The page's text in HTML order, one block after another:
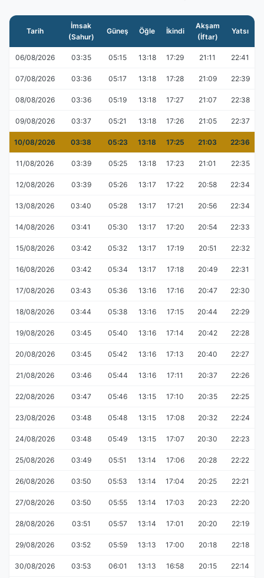
Tarih
İmsak
(Sahur)
Güneş Öğle İkindi
Akşam
(İftar)
Yatsı
06/08/2026 03:35 05:15 13:18 17:29 21:11 22:41
07/08/2026 03:36 05:17 13:18 17:28 21:09 22:39
08/08/2026 03:36 05:19 13:18 17:27 21:07 22:38
09/08/2026 03:37 05:21 13:18 17:26 21:05 22:37
10/08/2026 03:38 05:23 13:18 17:25 21:03 22:36
11/08/2026 03:39 05:25 13:18 17:23 21:01 22:35
12/08/2026 03:39 05:26 13:17 17:22 20:58 22:34
13/08/2026 03:40 05:28 13:17 17:21 20:56 22:34
14/08/2026 03:41 05:30 13:17 17:20 20:54 22:33
15/08/2026 03:42 05:32 13:17 17:19 20:51 22:32
16/08/2026 03:42 05:34 13:17 17:18 20:49 22:31
17/08/2026 03:43 05:36 13:16 17:16 20:47 22:30
18/08/2026 03:44 05:38 13:16 17:15 20:44 22:29
19/08/2026 03:45 05:40 13:16 17:14 20:42 22:28
20/08/2026 03:45 05:42 13:16 17:13 20:40 22:27
21/08/2026 03:46 05:44 13:16 17:11 20:37 22:26
22/08/2026 03:47 05:46 13:15 17:10 20:35 22:25
23/08/2026 03:48 05:48 13:15 17:08 20:32 22:24
24/08/2026 03:48 05:49 13:15 17:07 20:30 22:23
25/08/2026 03:49 05:51 13:14 17:06 20:28 22:22
26/08/2026 03:50 05:53 13:14 17:04 20:25 22:21
27/08/2026 03:50 05:55 13:14 17:03 20:23 22:20
28/08/2026 03:51 05:57 13:14 17:01 20:20 22:19
29/08/2026 03:52 05:59 13:13 17:00 20:18 22:18
30/08/2026 03:53 06:01 13:13 16:58 20:15 22:14